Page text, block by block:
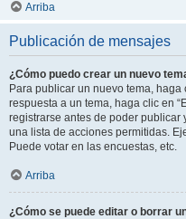
Arriba
Publicación de mensajes
¿Cómo puedo crear un nuevo
Para publicar un nuevo tema, haga
respuesta a un tema, haga clic en
registrarse antes de poder publicar
una lista de acciones permitidas.
Puede votar en las encuestas, etc.
Arriba
¿Cómo se puede editar o borrar